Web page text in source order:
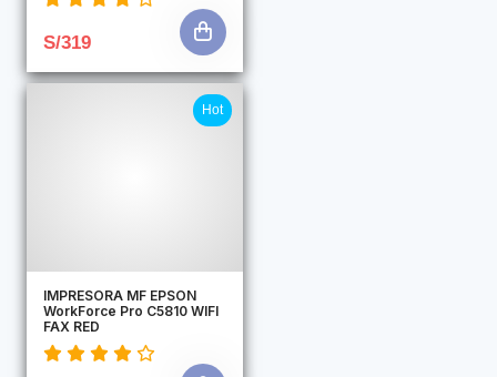
S/319
Hot
IMPRESORA MF EPSON
WorkForce Pro C5810 WIFI
FAX RED